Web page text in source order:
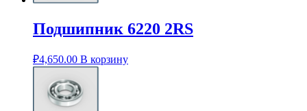
Подшипник 6220 2RS
₽4,650.00 В корзину